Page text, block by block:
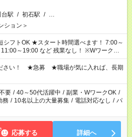
台駅 / 初石駅 / …
ション＞
間選べます！ 7:00～
19:00 など 残業なし！ ※Wワークの
合わせ週40時間超の就業はご案内できませ
週20時間以上勤務は社会保険への加入対象
遣法（日雇い派遣の原則禁止）により、
業はご案内が難しい場合があります
さい！ ★急募 ★職場が気に入れば、長期
要 / 40～50代活躍中 / 副業・WワークOK /
務 / 10名以上の大量募集 / 電話対応なし / パ
応募する 詳細へ